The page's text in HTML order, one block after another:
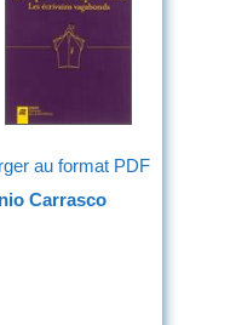
au format PDF
Carrasco